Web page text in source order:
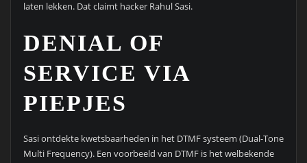
door de backend. Algoritmes op de server vertalen deze
Het lukte Sasi door eindeloos te variëren met niet geldige audio-
input om het systeem plat te krijgen. Veel PBX- en IVR systemen
hebben namelijk geen of gebrekkige inputvalidatie, althans dit
blijkt.
BANKEN,
VOICEMAIL EN